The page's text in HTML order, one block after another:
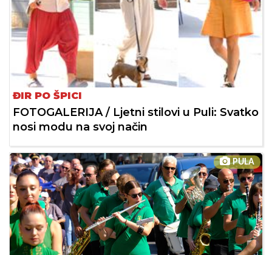
ĐIR PO ŠPICI
FOTOGALERIJA / Ljetni stilovi u Puli: Svatko
nosi modu na svoj način
PULA